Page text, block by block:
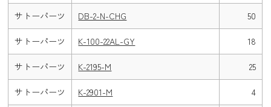
サトーパーツ DB-2-N-CHG 50
サトーパーツ K-100-22AL-GY 18
サトーパーツ K-2195-M 25
サトーパーツ K-2901-M 4